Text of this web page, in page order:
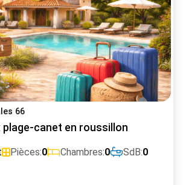
66
plage-canet en roussillon
Pièces:0 Chambres:0 SdB:0